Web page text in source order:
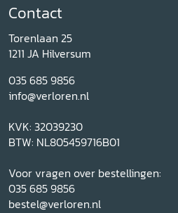
Contact
Torenlaan 25
1211 JA Hilversum
035 685 9856
info@verloren.nl
KVK: 32039230
BTW: NL805459716B01
Voor vragen over bestellingen:
035 685 9856
bestel@verloren.nl